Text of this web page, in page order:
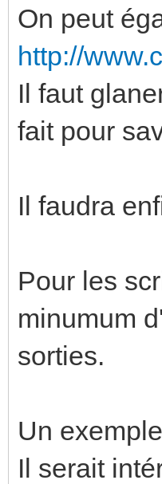
On peut
http://
Il faut
fait pour
Il faudra
Pour les
minumum
sorties.
Un
Il serait